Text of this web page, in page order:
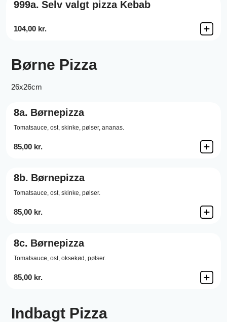
999a. Selv valgt pizza Kebab
104,00 kr.
Børne Pizza
26x26cm
8a. Børnepizza
Tomatsauce, ost, skinke, pølser, ananas.
85,00 kr.
8b. Børnepizza
Tomatsauce, ost, skinke, pølser.
85,00 kr.
8c. Børnepizza
Tomatsauce, ost, oksekød, pølser.
85,00 kr.
Indbagt Pizza